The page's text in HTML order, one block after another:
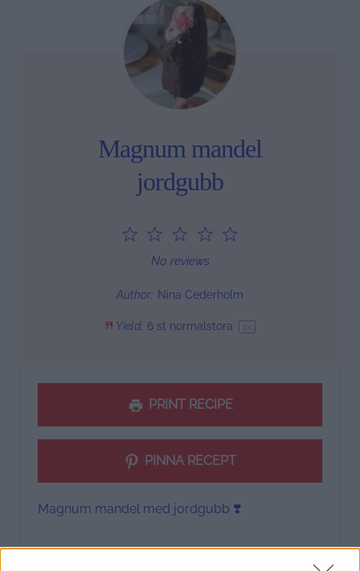
Magnum mandel
jordgubb
4
Stars
Stars
1
Star
No reviews
Author: Nina Cederholm
Yield: 6 st normalstora 1
PRINT RECIPE
PINNA RECEPT
Magnum mandel med jordgubb ❣️